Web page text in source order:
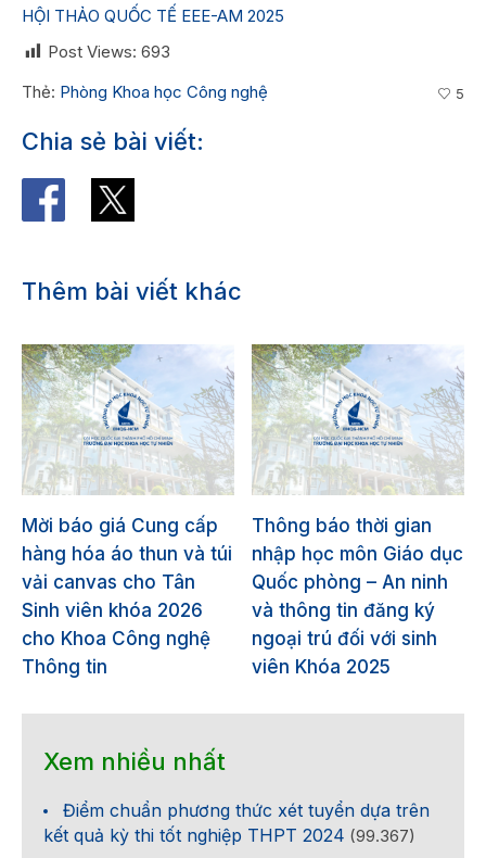
HỘI THẢO QUỐC TẾ EEE-AM 2025
Post Views: 693
Thẻ: Phòng Khoa học Công nghệ 5
Chia sẻ bài viết:
Thêm bài viết khác
Mời báo giá Cung cấp
hàng hóa áo thun và túi
vải canvas cho Tân
Sinh viên khóa 2026
cho Khoa Công nghệ
Thông tin
Thông báo thời gian
nhập học môn Giáo dục
Quốc phòng – An ninh
và thông tin đăng ký
ngoại trú đối với sinh
viên Khóa 2025
Xem nhiều nhất
Điểm chuẩn phương thức xét tuyển dựa trên
kết quả kỳ thi tốt nghiệp THPT 2024 (99.367)